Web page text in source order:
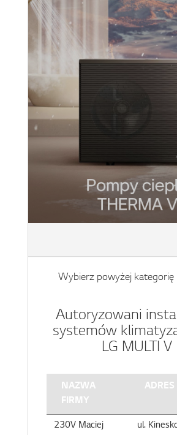
Wybierz powyżej kategorię
Autoryzowani
systemów
LG MULTI V
NAZWA
FIRMY
ADRES
230V Maciej
ul.